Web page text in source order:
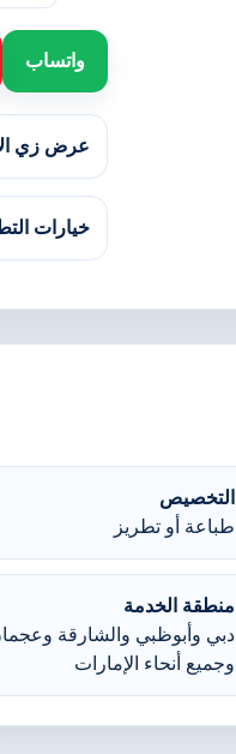
واتساب
عرض زي
خيارات
التخصيص
طباعة أو تطريز
منطقة الخدمة
دبي وأبوظبي والشارقة
وجميع أنحاء الإمارات